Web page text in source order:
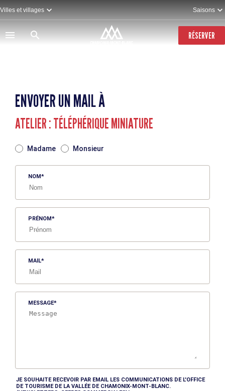
Aller
au
contenu
principal
Villes et villages Saisons
RÉSERVER
ENVOYER UN MAIL À
ATELIER : TÉLÉPHÉRIQUE MINIATURE
Madame Monsieur
NOM
PRÉNOM
MAIL
MESSAGE
JE SOUHAITE RECEVOIR PAR EMAIL LES COMMUNICATIONS DE L'OFFICE
DE TOURISME DE LA VALLÉE DE CHAMONIX-MONT-BLANC.